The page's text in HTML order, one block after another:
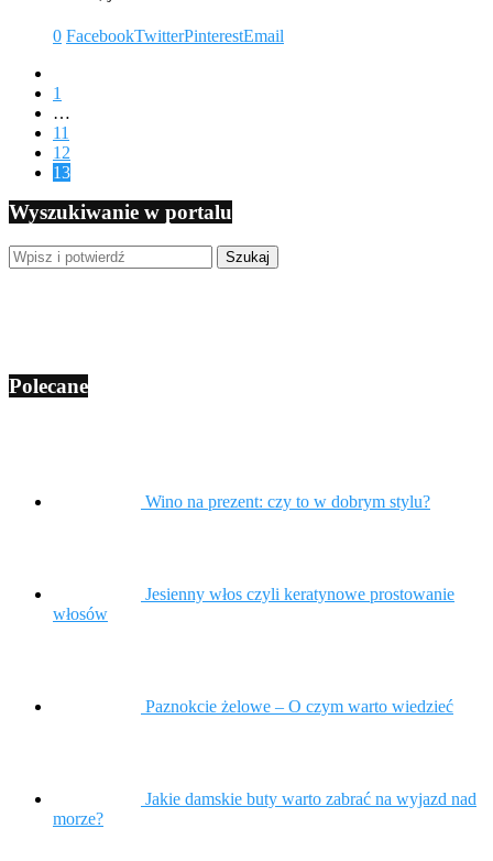
0 FacebookTwitterPinterestEmail
1
…
11
12
13
Wyszukiwanie w portalu
Polecane
Wino na prezent: czy to w dobrym stylu?
Jesienny włos czyli keratynowe prostowanie
włosów
Paznokcie żelowe – O czym warto wiedzieć
Jakie damskie buty warto zabrać na wyjazd nad
morze?